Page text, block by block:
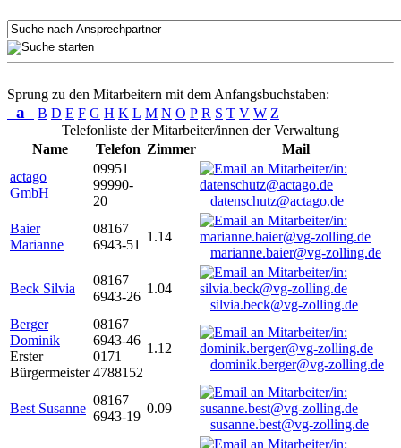
Sprung zu den Mitarbeitern mit dem Anfangsbuchstaben:
a B D E F G H K L M N O P R S T V W Z
Telefonliste der Mitarbeiter/innen der Verwaltung
Name
Telefon Zimmer
Mail
actago
GmbH
09951
99990-
20
datenschutz@actago.de
Baier
Marianne
08167
6943-51
1.14
marianne.baier@vg-zolling.de
Beck Silvia
08167
6943-26
1.04
silvia.beck@vg-zolling.de
Berger
Dominik
Erster
Bürgermeister
08167
6943-46
0171
4788152
1.12
dominik.berger@vg-zolling.de
Best Susanne
08167
6943-19
0.09
susanne.best@vg-zolling.de